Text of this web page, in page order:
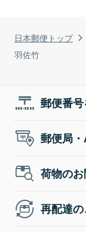
日本郵便トップ
羽佐竹
郵便番
郵便局
荷物の
再配達